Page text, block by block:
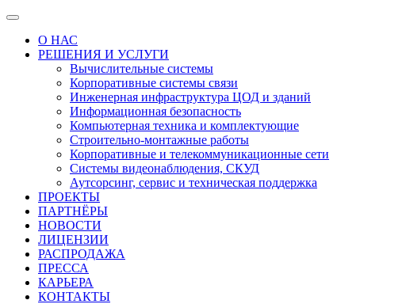
О НАС
РЕШЕНИЯ И УСЛУГИ
Вычислительные системы
Корпоративные системы связи
Инженерная инфраструктура ЦОД и зданий
Информационная безопасность
Компьютерная техника и комплектующие
Строительно-монтажные работы
Корпоративные и телекоммуникационные сети
Системы видеонаблюдения, СКУД
Аутсорсинг, сервис и техническая поддержка
ПРОЕКТЫ
ПАРТНЁРЫ
НОВОСТИ
ЛИЦЕНЗИИ
РАСПРОДАЖА
ПРЕССА
КАРЬЕРА
КОНТАКТЫ